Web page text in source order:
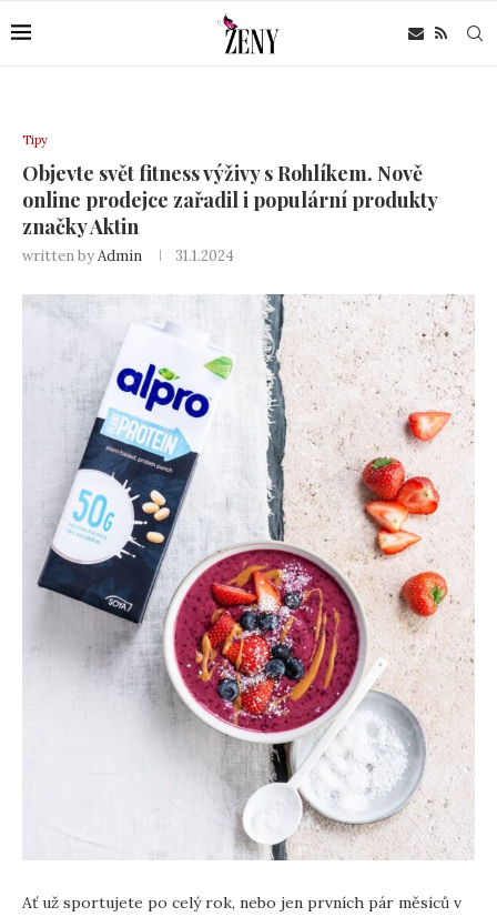
Tipy
Objevte svět fitness výživy s Rohlíkem. Nově
online prodejce zařadil i populární produkty
značky Aktin
written byAdmin 31.1.2024
Ať už sportujete po celý rok, nebo jen prvních pár měsíců v